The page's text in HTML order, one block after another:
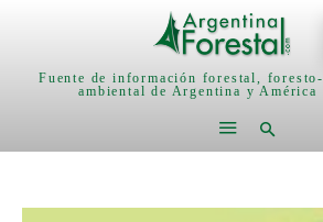
Fuente de información forestal,
ambiental de Argentina y América